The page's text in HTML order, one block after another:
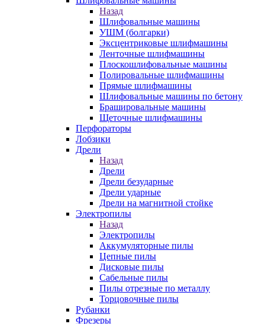
Назад
Шлифовальные машины
УШМ (болгарки)
Эксцентриковые шлифмашины
Ленточные шлифмашины
Плоскошлифовальные машины
Полировальные шлифмашины
Прямые шлифмашины
Шлифовальные машины по бетону
Брашировальные машины
Щеточные шлифмашины
Перфораторы
Лобзики
Дрели
Назад
Дрели
Дрели безударные
Дрели ударные
Дрели на магнитной стойке
Электропилы
Назад
Электропилы
Аккумуляторные пилы
Цепные пилы
Дисковые пилы
Сабельные пилы
Пилы отрезные по металлу
Торцовочные пилы
Рубанки
Фрезеры